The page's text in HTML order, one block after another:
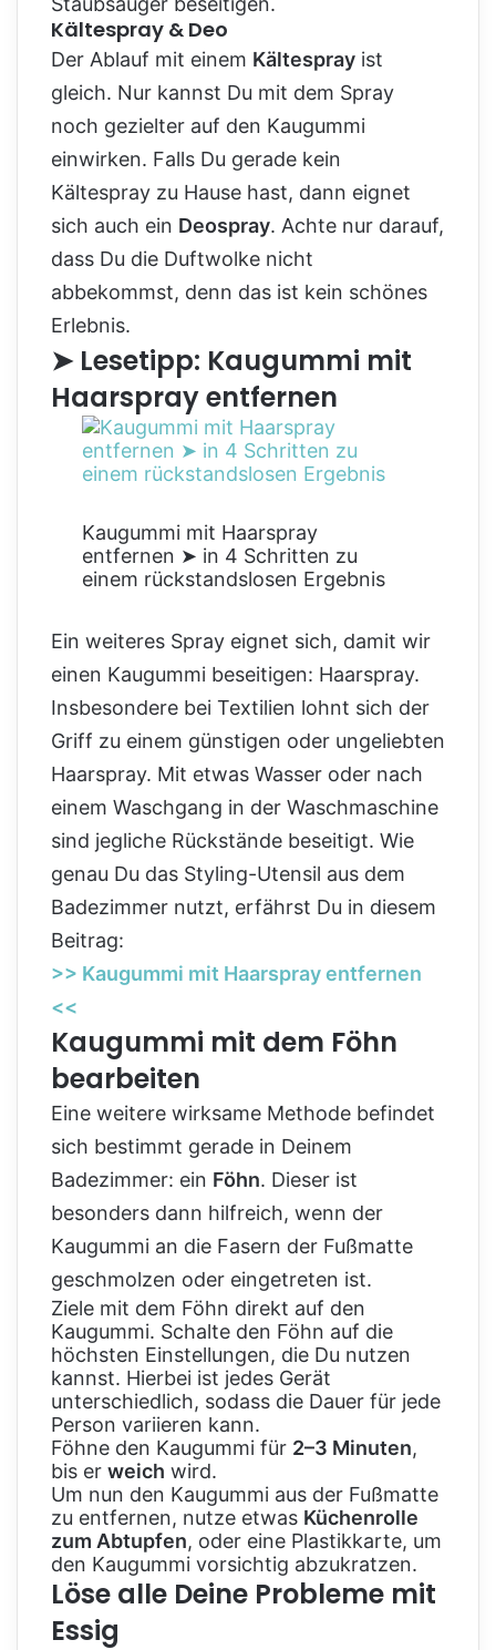
Kältespray & Deo
Der Ablauf mit einem Kältespray ist
gleich. Nur kannst Du mit dem Spray
noch gezielter auf den Kaugummi
einwirken. Falls Du gerade kein
Kältespray zu Hause hast, dann eignet
sich auch ein Deospray. Achte nur darauf,
dass Du die Duftwolke nicht
abbekommst, denn das ist kein schönes
Erlebnis.
➤ Lesetipp: Kaugummi mit
Haarspray entfernen
Kaugummi mit Haarspray
entfernen ➤ in 4 Schritten zu
einem rückstandslosen Ergebnis
Ein weiteres Spray eignet sich, damit wir
einen Kaugummi beseitigen: Haarspray.
Insbesondere bei Textilien lohnt sich der
Griff zu einem günstigen oder ungeliebten
Haarspray. Mit etwas Wasser oder nach
einem Waschgang in der Waschmaschine
sind jegliche Rückstände beseitigt. Wie
genau Du das Styling-Utensil aus dem
Badezimmer nutzt, erfährst Du in diesem
Beitrag:
>> Kaugummi mit Haarspray entfernen
<<
Kaugummi mit dem Föhn
bearbeiten
Eine weitere wirksame Methode befindet
sich bestimmt gerade in Deinem
Badezimmer: ein Föhn. Dieser ist
besonders dann hilfreich, wenn der
Kaugummi an die Fasern der Fußmatte
geschmolzen oder eingetreten ist.
Ziele mit dem Föhn direkt auf den
Kaugummi. Schalte den Föhn auf die
höchsten Einstellungen, die Du nutzen
kannst. Hierbei ist jedes Gerät
unterschiedlich, sodass die Dauer für jede
Person variieren kann.
Föhne den Kaugummi für 2–3 Minuten,
bis er weich wird.
Um nun den Kaugummi aus der Fußmatte
zu entfernen, nutze etwas Küchenrolle
zum Abtupfen, oder eine Plastikkarte, um
den Kaugummi vorsichtig abzukratzen.
Löse alle Deine Probleme mit
Essig